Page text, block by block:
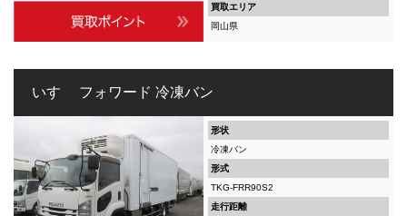
買取エリア
岡山県
いすゞ フォワード 冷凍バン
形状
冷凍バン
形式
TKG-FRR90S2
走行距離